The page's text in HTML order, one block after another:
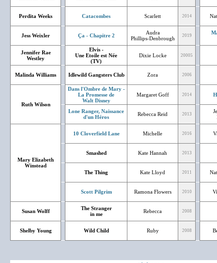
Perdita Weeks Catacombes Scarlett 2014
Jess Weixler Ça - Chapitre 2
Audra
Phillips-Denbrough
2019
Jennifer Rae
Westley
Elvis -
Une Etoile est Née
(TV)
Dixie Locke 20005
Malinda Williams Idlewild Gangsters Club Zora 2006
Ruth Wilson
Dans l'Ombre de Mary -
La Promesse de
Walt Disney
Margaret Goff 2014
Lone Ranger, Naissance
d'un Héros
Rebecca Reid 2013
Mary Elizabeth
Winstead
10 Cloverfield Lane Michelle 2016
Smashed Kate Hannah 2013
The Thing Kate Lloyd 2011
Scott Pilgrim Ramona Flowers 2010
Susan Wolff
The Stranger
in me
Rebecca 2008
Shelby Young Wild Child Ruby 2008